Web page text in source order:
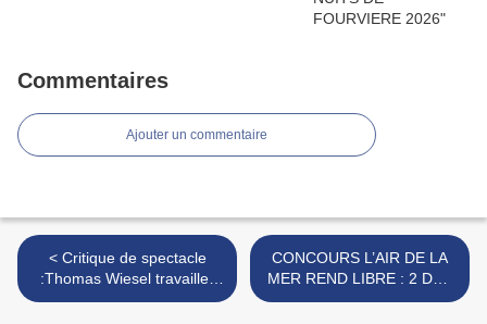
Commentaires
Ajouter un commentaire
< Critique de spectacle
:Thomas Wiesel travaille-
Lyon, Bourse du Travail
CONCOURS L’AIR DE LA
MER REND LIBRE : 2 DVD
A GAGNER >